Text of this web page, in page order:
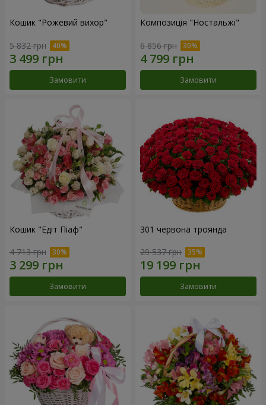
Кошик "Рожевий вихор"
5 832 грн
Замовити
Композиція "Ностальжі"
6 856 грн
Замовити
Кошик "Едіт Піаф"
4 713 грн
Замовити
301 червона троянда
29 537 грн
Замовити